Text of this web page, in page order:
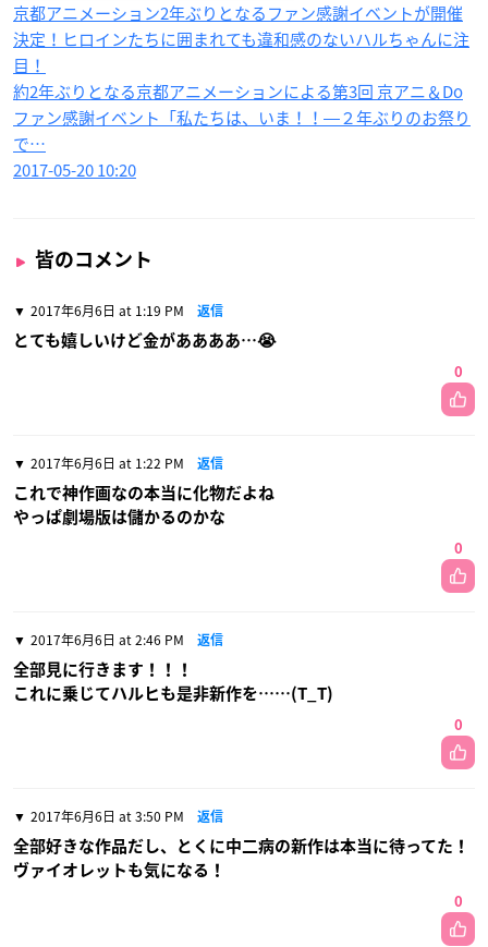
京都アニメーション2年ぶりとなるファン感謝イベントが開催
決定！ヒロインたちに囲まれても違和感のないハルちゃんに注
目！
約2年ぶりとなる京都アニメーションによる第3回 京アニ＆Do
ファン感謝イベント「私たちは、いま！！―２年ぶりのお祭り
で…
2017-05-20 10:20
皆のコメント
2017年6月6日 at 1:19 PM 返信
とても嬉しいけど金がああああ…😭
0
2017年6月6日 at 1:22 PM 返信
これで神作画なの本当に化物だよね
やっぱ劇場版は儲かるのかな
0
2017年6月6日 at 2:46 PM 返信
全部見に行きます！！！
これに乗じてハルヒも是非新作を……(T_T)
0
2017年6月6日 at 3:50 PM 返信
全部好きな作品だし、とくに中二病の新作は本当に待ってた！
ヴァイオレットも気になる！
0